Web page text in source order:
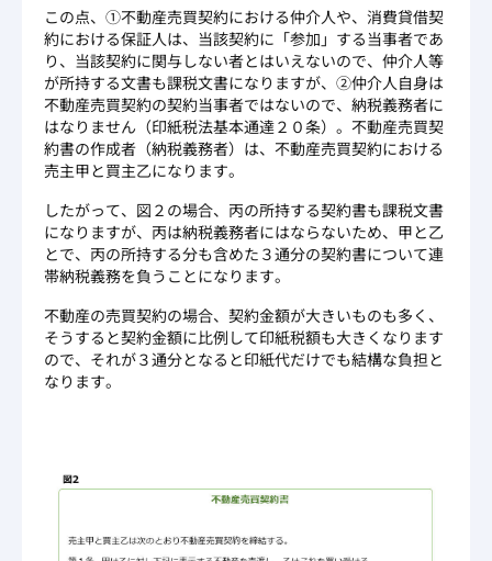
この点、①不動産売買契約における仲介人や、消費貸借契
約における保証人は、当該契約に「参加」する当事者であ
り、当該契約に関与しない者とはいえないので、仲介人等
が所持する文書も課税文書になりますが、②仲介人自身は
不動産売買契約の契約当事者ではないので、納税義務者に
はなりません（印紙税法基本通達２０条）。不動産売買契
約書の作成者（納税義務者）は、不動産売買契約における
売主甲と買主乙になります。
したがって、図２の場合、丙の所持する契約書も課税文書
になりますが、丙は納税義務者にはならないため、甲と乙
とで、丙の所持する分も含めた３通分の契約書について連
帯納税義務を負うことになります。
不動産の売買契約の場合、契約金額が大きいものも多く、
そうすると契約金額に比例して印紙税額も大きくなります
ので、それが３通分となると印紙代だけでも結構な負担と
なります。